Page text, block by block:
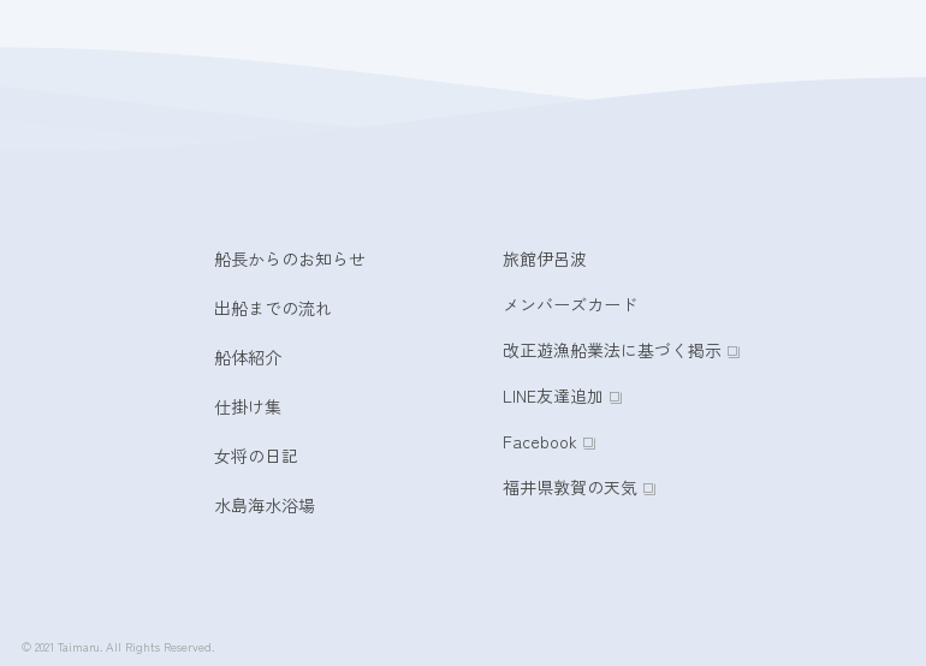
船長からのお知らせ
出船までの流れ
船体紹介
仕掛け集
女将の日記
水島海水浴場
旅館伊呂波
メンバーズカード
改正遊漁船業法に基づく掲示
LINE友達追加
Facebook
福井県敦賀の天気
© 2021 Taimaru. All Rights Reserved.